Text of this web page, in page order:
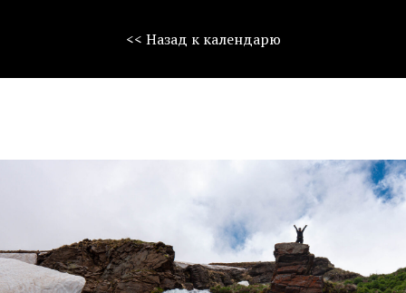
<< Назад к календарю